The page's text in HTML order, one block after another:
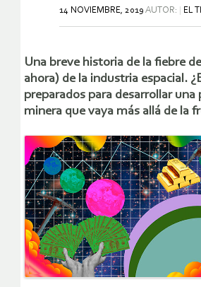
14 NOVIEMBRE, 2019 AUTOR: EL
Una breve historia de la fiebre
ahora) de la industria espacial.
preparados para desarrollar
minera que vaya más allá de la